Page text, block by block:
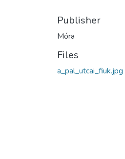
Publisher
Móra
Files
a_pal_utcai_fiuk.jpg